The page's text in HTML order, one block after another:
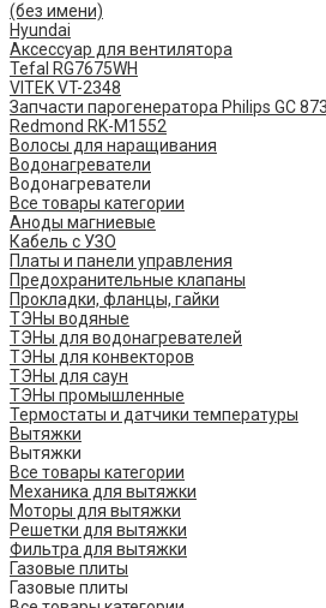
(без имени)
Hyundai
Аксессуар для вентилятора
Tefal RG7675WH
VITEK VT-2348
Запчасти парогенератора Philips GC
Redmond RK-M1552
Волосы для наращивания
Водонагреватели
Водонагреватели
Все товары категории
Аноды магниевые
Кабель с УЗО
Платы и панели управления
Предохранительные клапаны
Прокладки, фланцы, гайки
ТЭНы водяные
ТЭНы для водонагревателей
ТЭНы для конвекторов
ТЭНы для саун
ТЭНы промышленные
Термостаты и датчики температуры
Вытяжки
Вытяжки
Все товары категории
Механика для вытяжки
Моторы для вытяжки
Решетки для вытяжки
Фильтра для вытяжки
Газовые плиты
Газовые плиты